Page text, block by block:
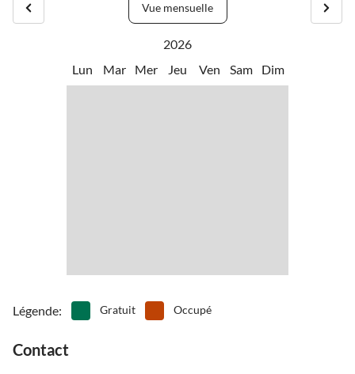
Vue mensuelle
2026
Lun
Mar Mer Jeu Ven Sam Dim
Légende: Gratuit Occupé
Contact